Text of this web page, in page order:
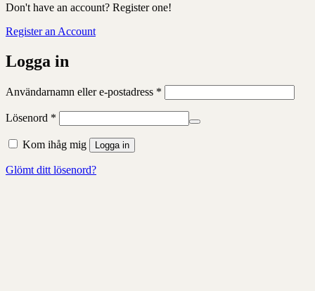
Don't have an account? Register one!
Register an Account
Logga in
Användarnamn eller e-postadress *
Lösenord *
Kom ihåg mig Logga in
Glömt ditt lösenord?